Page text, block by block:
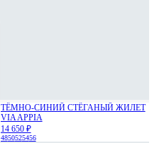
ТЁМНО-СИНИЙ СТЁГАНЫЙ ЖИЛЕТ
VIA APPIA
14 650 ₽
4850525456